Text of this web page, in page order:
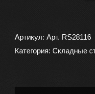
ШЕЗЛОНГ
КЕДР
Артикул: Арт. RS28116
Категория: Складные